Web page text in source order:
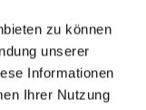
zu können
unserer
Informationen
Ihrer Nutzung